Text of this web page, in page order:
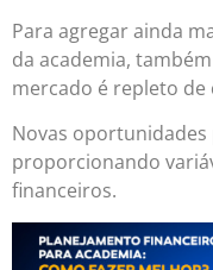
Para agregar ainda
da academia,
mercado é repleto
Novas
proporcionando
financeiros.